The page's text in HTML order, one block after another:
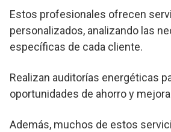
Estos profesionales ofrecen
personalizados, analizando las
específicas de cada cliente.
Realizan auditorías energéticas
oportunidades de ahorro y
Además, muchos de estos